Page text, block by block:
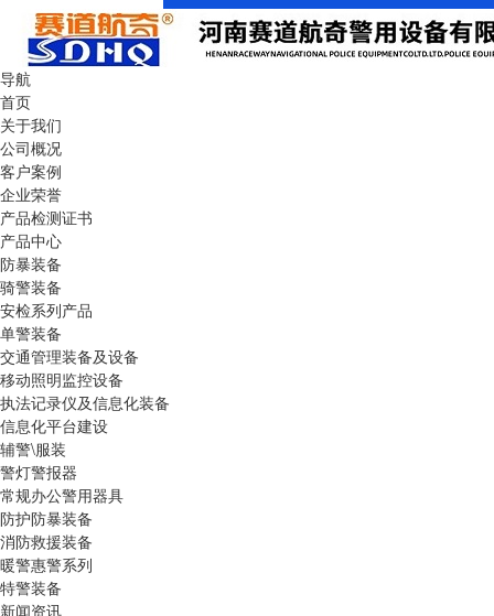
导航
首页
关于我们
公司概况
客户案例
企业荣誉
产品检测证书
产品中心
防暴装备
骑警装备
安检系列产品
单警装备
交通管理装备及设备
移动照明监控设备
执法记录仪及信息化装备
信息化平台建设
辅警\服装
警灯警报器
常规办公警用器具
防护防暴装备
消防救援装备
暖警惠警系列
特警装备
新闻资讯